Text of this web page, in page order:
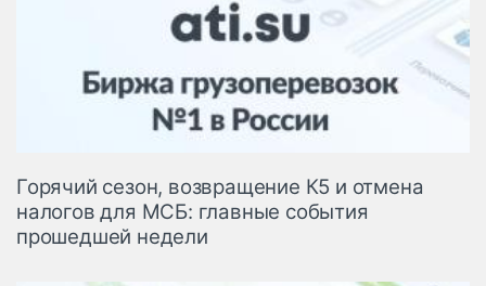
Горячий сезон, возвращение К5 и отмена
налогов для МСБ: главные события
прошедшей недели